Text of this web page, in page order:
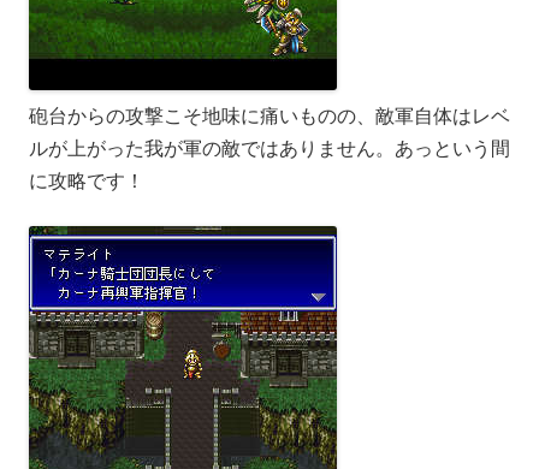
砲台からの攻撃こそ地味に痛いものの、敵軍自体はレベ
ルが上がった我が軍の敵ではありません。あっという間
に攻略です！